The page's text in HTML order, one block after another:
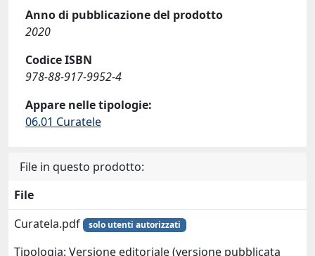
Anno di pubblicazione del prodotto
2020
Codice ISBN
978-88-917-9952-4
Appare nelle tipologie:
06.01 Curatele
File in questo prodotto:
File
Curatela.pdf
solo utenti autorizzati
Tipologia: Versione editoriale (versione pubblicata